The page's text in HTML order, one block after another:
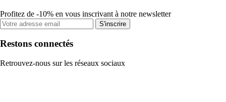
Profitez de -10% en vous inscrivant à notre newsletter
S'inscrire
Restons connectés
Retrouvez-nous sur les réseaux sociaux